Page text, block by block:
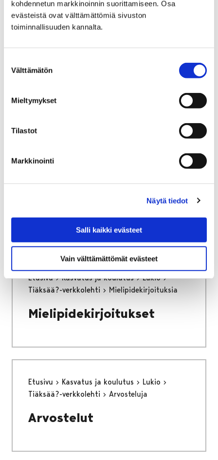
kohdennetun markkinoinnin suorittamiseen. Osa
evästeistä ovat välttämättömiä sivuston
toiminnallisuuden kannalta.
valinta
Välttämätön
Mieltymykset
Tilastot
Markkinointi
Näytä tiedot
Salli kaikki evästeet
Vain välttämättömät evästeet
Katujen päällystystyöt
Yhdistyksille ja seuroille
jälkiasennushissin rakentamiseen
Etusivu Kasvatus ja koulutus
Lukio
Tiäksää?-verkkolehti
Mielipidekirjoituksia
Mielipidekirjoitukset
Etusivu Kasvatus ja koulutus
Lukio
Tiäksää?-verkkolehti
Arvosteluja
Arvostelut